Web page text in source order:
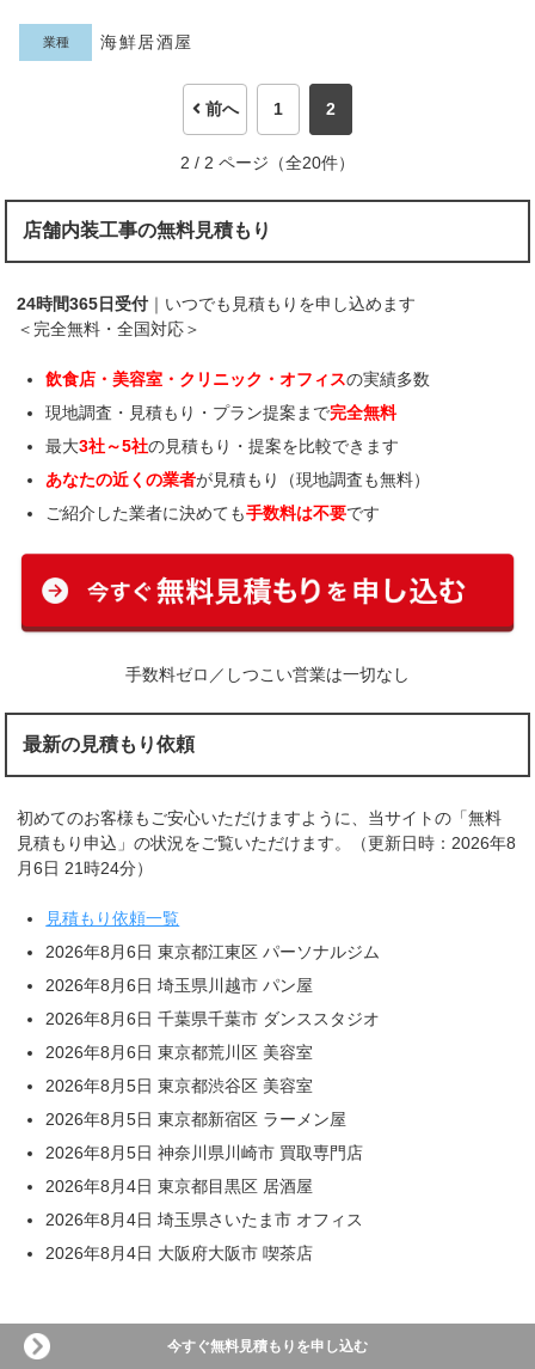
業種 海鮮居酒屋
前へ 1 2
2 / 2 ページ（全20件）
店舗内装工事の無料見積もり
24時間365日受付 ｜いつでも見積もりを申し込めます
＜完全無料・全国対応＞
飲食店・美容室・クリニック・オフィスの実績多数
現地調査・見積もり・プラン提案まで完全無料
最大3社～5社の見積もり・提案を比較できます
あなたの近くの業者が見積もり（現地調査も無料）
ご紹介した業者に決めても手数料は不要です
手数料ゼロ／しつこい営業は一切なし
最新の見積もり依頼
初めてのお客様もご安心いただけますように、当サイトの「無料
見積もり申込」の状況をご覧いただけます。（更新日時：2026年8
月6日 21時24分）
見積もり依頼一覧
2026年8月6日 東京都江東区 パーソナルジム
2026年8月6日 埼玉県川越市 パン屋
2026年8月6日 千葉県千葉市 ダンススタジオ
2026年8月6日 東京都荒川区 美容室
2026年8月5日 東京都渋谷区 美容室
2026年8月5日 東京都新宿区 ラーメン屋
2026年8月5日 神奈川県川崎市 買取専門店
2026年8月4日 東京都目黒区 居酒屋
2026年8月4日 埼玉県さいたま市 オフィス
2026年8月4日 大阪府大阪市 喫茶店
デザイン事例・見積もり事例・お客様の声（タップで開閉）
今すぐ無料見積もりを申し込む